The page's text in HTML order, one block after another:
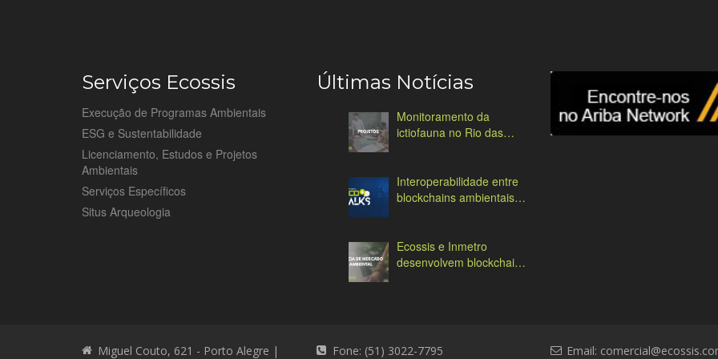
Serviços Ecossis
Execução de Programas Ambientais
ESG e Sustentabilidade
Licenciamento, Estudos e Projetos
Ambientais
Serviços Específicos
Situs Arqueologia
Últimas Notícias
Monitoramento da
ictiofauna no Rio das
Interoperabilidade entre
blockchains ambientais:
Ecossis e Inmetro
desenvolvem blockchain
Miguel Couto, 621 - Porto Alegre | Fone: (51) 3022-7795 Email: